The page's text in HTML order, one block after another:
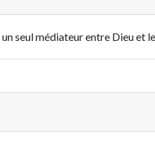
un seul médiateur entre Dieu et